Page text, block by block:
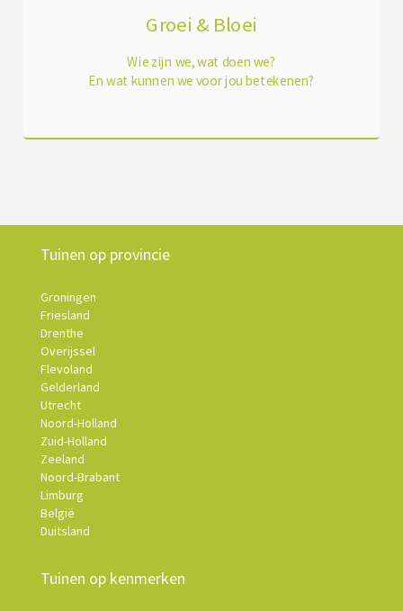
Groei & Bloei
Wie zijn we, wat doen we?
En wat kunnen we voor jou betekenen?
Tuinen op provincie
Groningen
Friesland
Drenthe
Overijssel
Flevoland
Gelderland
Utrecht
Noord-Holland
Zuid-Holland
Zeeland
Noord-Brabant
Limburg
België
Duitsland
Tuinen op kenmerken